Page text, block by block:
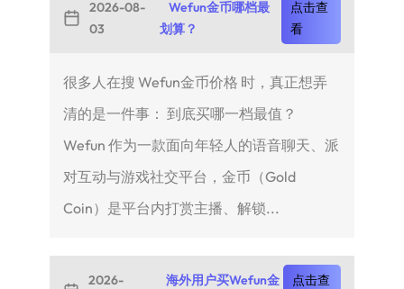
2026-08-
03
Wefun金币哪档最
划算？
点击查
看
很多人在搜 Wefun金币价格 时，真正想弄
清的是一件事： 到底买哪一档最值？
Wefun 作为一款面向年轻人的语音聊天、派
对互动与游戏社交平台，金币（Gold
Coin）是平台内打赏主播、解锁...
2026-
海外用户买Wefun金
点击查